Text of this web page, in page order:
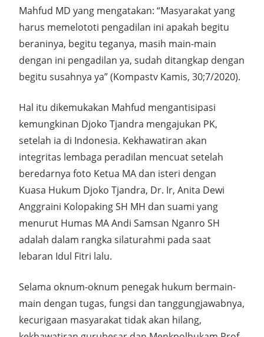
Mahfud MD yang mengatakan: “Masyarakat yang
harus memelototi pengadilan ini apakah begitu
beraninya, begitu teganya, masih main-main
dengan ini pengadilan ya, sudah ditangkap dengan
begitu susahnya ya” (Kompastv Kamis, 30;7/2020).
Hal itu dikemukakan Mahfud mengantisipasi
kemungkinan Djoko Tjandra mengajukan PK,
setelah ia di Indonesia. Kekhawatiran akan
integritas lembaga peradilan mencuat setelah
beredarnya foto Ketua MA dan isteri dengan
Kuasa Hukum Djoko Tjandra, Dr. Ir, Anita Dewi
Anggraini Kolopaking SH MH dan suami yang
menurut Humas MA Andi Samsan Nganro SH
adalah dalam rangka silaturahmi pada saat
lebaran Idul Fitri lalu.
Selama oknum-oknum penegak hukum bermain-
main dengan tugas, fungsi dan tanggungjawabnya,
kecurigaan masyarakat tidak akan hilang,